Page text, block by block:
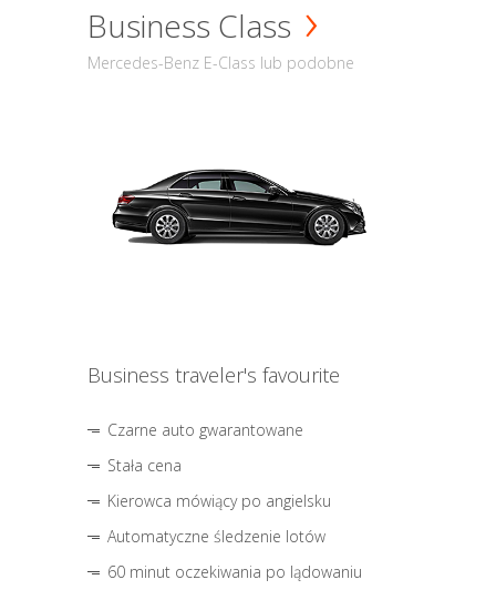
Business Class
Mercedes-Benz E-Class lub podobne
Business traveler's favourite
Czarne auto gwarantowane
Stała cena
Kierowca mówiący po angielsku
Automatyczne śledzenie lotów
60 minut oczekiwania po lądowaniu